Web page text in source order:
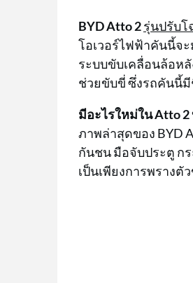
BYD Atto 2รุ่นปรับโ
โอเวอร์ไฟฟ้าคันนี้จ
ระบบขับเคลื่อนล้อห
ช่วยขับขี่ ซึ่งรถคันนี้มี
มีอะไรใหม่ใน Atto 2
ภาพล่าสุดของ BYD
กันชน มือจับประตู ก
เป็นเพียงการพรางตั